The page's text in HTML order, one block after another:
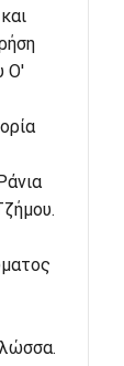
Ο'